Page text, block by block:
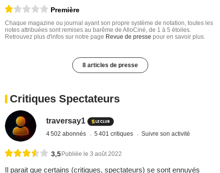
Première
Chaque magazine ou journal ayant son propre système de notation, toutes les
notes attribuées sont remises au barême de AlloCiné, de 1 à 5 étoiles.
Retrouvez plus d'infos sur notre page Revue de presse pour en savoir plus.
8 articles de presse
Critiques Spectateurs
traversay1
4 502 abonnés 5 401 critiques Suivre son activité
3,5 Publiée le 3 août 2022
Il parait que certains (critiques, spectateurs) se sont ennuyés